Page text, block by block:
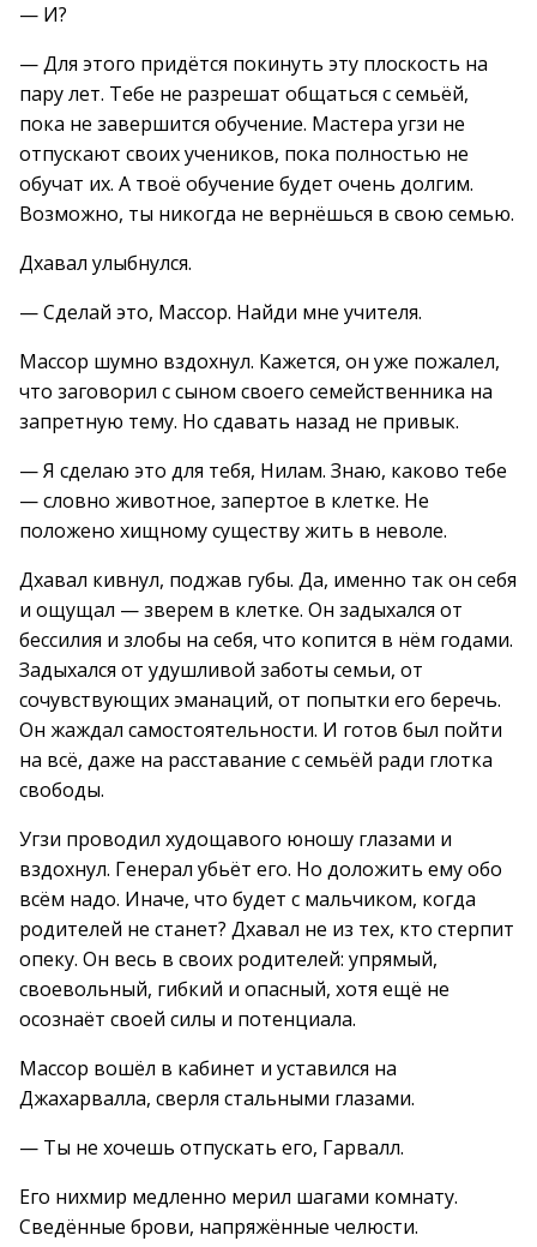
— И?
— Для этого придётся покинуть эту плоскость на
пару лет. Тебе не разрешат общаться с семьёй,
пока не завершится обучение. Мастера угзи не
отпускают своих учеников, пока полностью не
обучат их. А твоё обучение будет очень долгим.
Возможно, ты никогда не вернёшься в свою семью.
Дхавал улыбнулся.
— Сделай это, Массор. Найди мне учителя.
Массор шумно вздохнул. Кажется, он уже пожалел,
что заговорил с сыном своего семейственника на
запретную тему. Но сдавать назад не привык.
— Я сделаю это для тебя, Нилам. Знаю, каково тебе
— словно животное, запертое в клетке. Не
положено хищному существу жить в неволе.
Дхавал кивнул, поджав губы. Да, именно так он себя
и ощущал — зверем в клетке. Он задыхался от
бессилия и злобы на себя, что копится в нём годами.
Задыхался от удушливой заботы семьи, от
сочувствующих эманаций, от попытки его беречь.
Он жаждал самостоятельности. И готов был пойти
на всё, даже на расставание с семьёй ради глотка
свободы.
Угзи проводил худощавого юношу глазами и
вздохнул. Генерал убьёт его. Но доложить ему обо
всём надо. Иначе, что будет с мальчиком, когда
родителей не станет? Дхавал не из тех, кто стерпит
опеку. Он весь в своих родителей: упрямый,
своевольный, гибкий и опасный, хотя ещё не
осознаёт своей силы и потенциала.
Массор вошёл в кабинет и уставился на
Джахарвалла, сверля стальными глазами.
— Ты не хочешь отпускать его, Гарвалл.
Его нихмир медленно мерил шагами комнату.
Сведённые брови, напряжённые челюсти.